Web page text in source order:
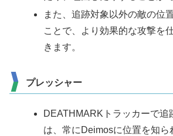
また、追跡対象以外の敵の位
ことで、より効果的な攻撃を
きます。
プレッシャー
DEATHMARKトラッカーで追
は、常にDeimosに位置を知ら